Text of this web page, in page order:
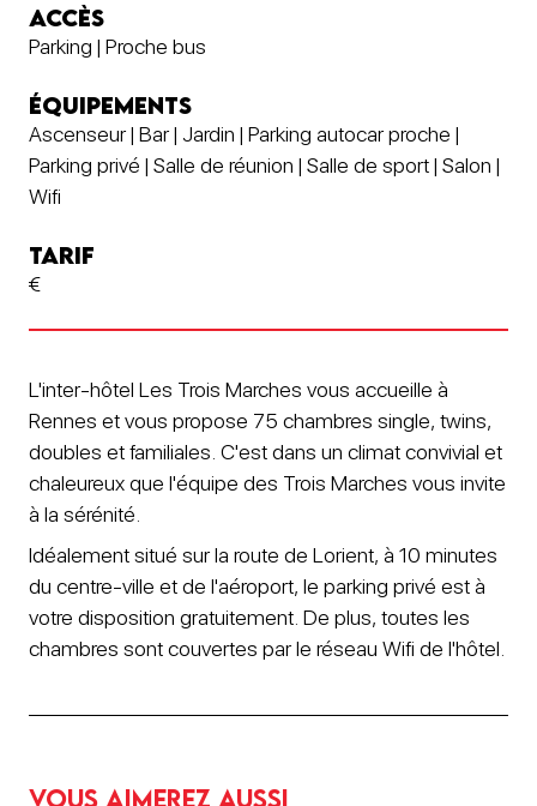
ACCÈS
Parking | Proche bus
ÉQUIPEMENTS
Ascenseur | Bar | Jardin | Parking autocar proche |
Parking privé | Salle de réunion | Salle de sport | Salon |
Wifi
TARIF
€
L'inter-hôtel Les Trois Marches vous accueille à
Rennes et vous propose 75 chambres single, twins,
doubles et familiales. C'est dans un climat convivial et
chaleureux que l'équipe des Trois Marches vous invite
à la sérénité.
Idéalement situé sur la route de Lorient, à 10 minutes
du centre-ville et de l'aéroport, le parking privé est à
votre disposition gratuitement. De plus, toutes les
chambres sont couvertes par le réseau Wifi de l'hôtel.
Vous aimerez aussi